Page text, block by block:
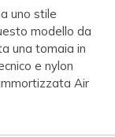
uno stile
modello da
una tomaia in
e nylon
Air